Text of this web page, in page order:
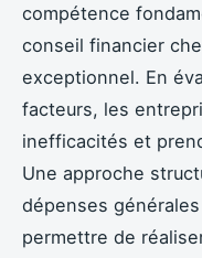
compétence
conseil financier
exceptionnel. En
facteurs, les
inefficacités et
Une approche
dépenses
permettre de